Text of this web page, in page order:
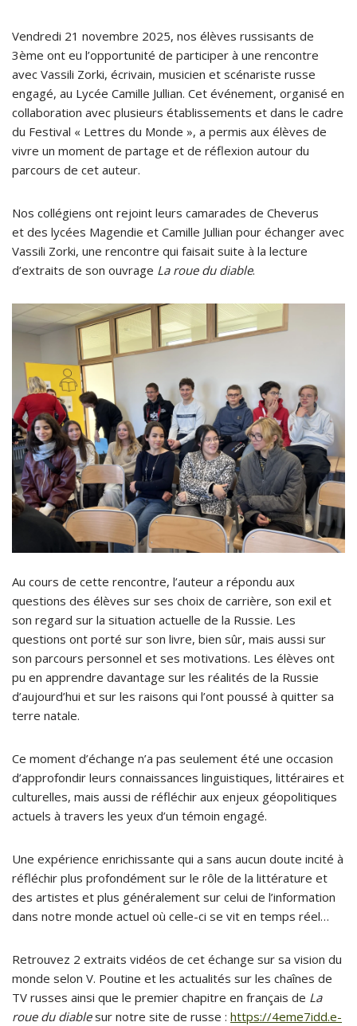
Vendredi 21 novembre 2025, nos élèves russisants de
3ème ont eu l’opportunité de participer à une rencontre
avec Vassili Zorki, écrivain, musicien et scénariste russe
engagé, au Lycée Camille Jullian. Cet événement, organisé en
collaboration avec plusieurs établissements et dans le cadre
du Festival « Lettres du Monde », a permis aux élèves de
vivre un moment de partage et de réflexion autour du
parcours de cet auteur.
Nos collégiens ont rejoint leurs camarades de Cheverus
et des lycées Magendie et Camille Jullian pour échanger avec
Vassili Zorki, une rencontre qui faisait suite à la lecture
d’extraits de son ouvrage La roue du diable.
Au cours de cette rencontre, l’auteur a répondu aux
questions des élèves sur ses choix de carrière, son exil et
son regard sur la situation actuelle de la Russie. Les
questions ont porté sur son livre, bien sûr, mais aussi sur
son parcours personnel et ses motivations. Les élèves ont
pu en apprendre davantage sur les réalités de la Russie
d’aujourd’hui et sur les raisons qui l’ont poussé à quitter sa
terre natale.
Ce moment d’échange n’a pas seulement été une occasion
d’approfondir leurs connaissances linguistiques, littéraires et
culturelles, mais aussi de réfléchir aux enjeux géopolitiques
actuels à travers les yeux d’un témoin engagé.
Une expérience enrichissante qui a sans aucun doute incité à
réfléchir plus profondément sur le rôle de la littérature et
des artistes et plus généralement sur celui de l’information
dans notre monde actuel où celle-ci se vit en temps réel…
Retrouvez 2 extraits vidéos de cet échange sur sa vision du
monde selon V. Poutine et les actualités sur les chaînes de
TV russes ainsi que le premier chapitre en français de La
roue du diablesur notre site de russe : https://4eme7idd.e-